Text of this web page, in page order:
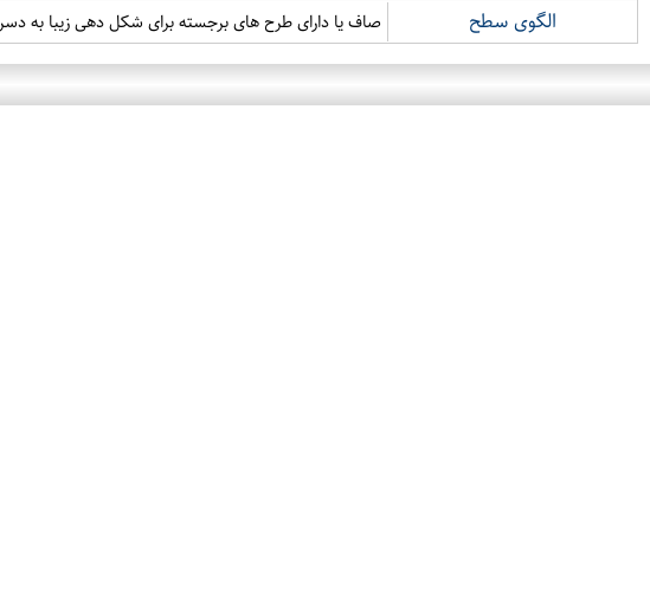
الگوی سطح صاف یا دارای طرح های برجسته برای شکل دهی زیبا به دسر